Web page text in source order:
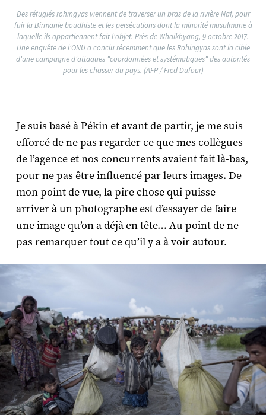
Des réfugiés rohingyas viennent de traverser un bras de la rivière Naf, pour
fuir la Birmanie boudhiste et les persécutions dont la minorité musulmane à
laquelle ils appartiennent fait l'objet. Près de Whaikhyang, 9 octobre 2017.
Une enquête de l'ONU a conclu récemment que les Rohingyas sont la cible
d'une campagne d'attaques "coordonnées et systématiques" des autorités
pour les chasser du pays. (AFP / Fred Dufour)
Je suis basé à Pékin et avant de partir, je me suis
efforcé de ne pas regarder ce que mes collègues
de l’agence et nos concurrents avaient fait là-bas,
pour ne pas être influencé par leurs images. De
mon point de vue, la pire chose qui puisse
arriver à un photographe est d’essayer de faire
une image qu’on a déjà en tête… Au point de ne
pas remarquer tout ce qu’il y a à voir autour.